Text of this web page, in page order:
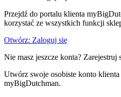
Przejdź do portalu klienta
korzystać ze wszystkich funkcji
Otwórz: Zaloguj się
Nie masz jeszcze konta? Zarejestruj
Utwórz swoje osobiste konto
myBigDutchman.